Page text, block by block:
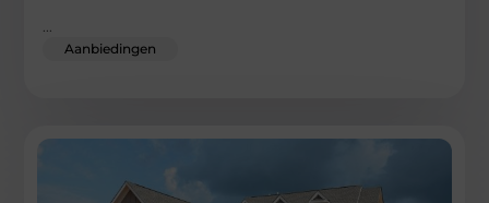
...
Aanbiedingen